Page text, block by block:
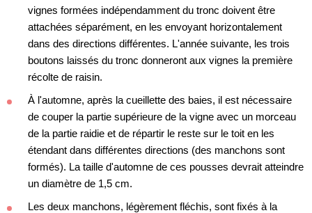
vignes formées indépendamment du tronc doivent être
attachées séparément, en les envoyant horizontalement
dans des directions différentes. L'année suivante, les trois
boutons laissés du tronc donneront aux vignes la première
récolte de raisin.
À l'automne, après la cueillette des baies, il est nécessaire
de couper la partie supérieure de la vigne avec un morceau
de la partie raidie et de répartir le reste sur le toit en les
étendant dans différentes directions (des manchons sont
formés). La taille d'automne de ces pousses devrait atteindre
un diamètre de 1,5 cm.
Les deux manchons, légèrement fléchis, sont fixés à la